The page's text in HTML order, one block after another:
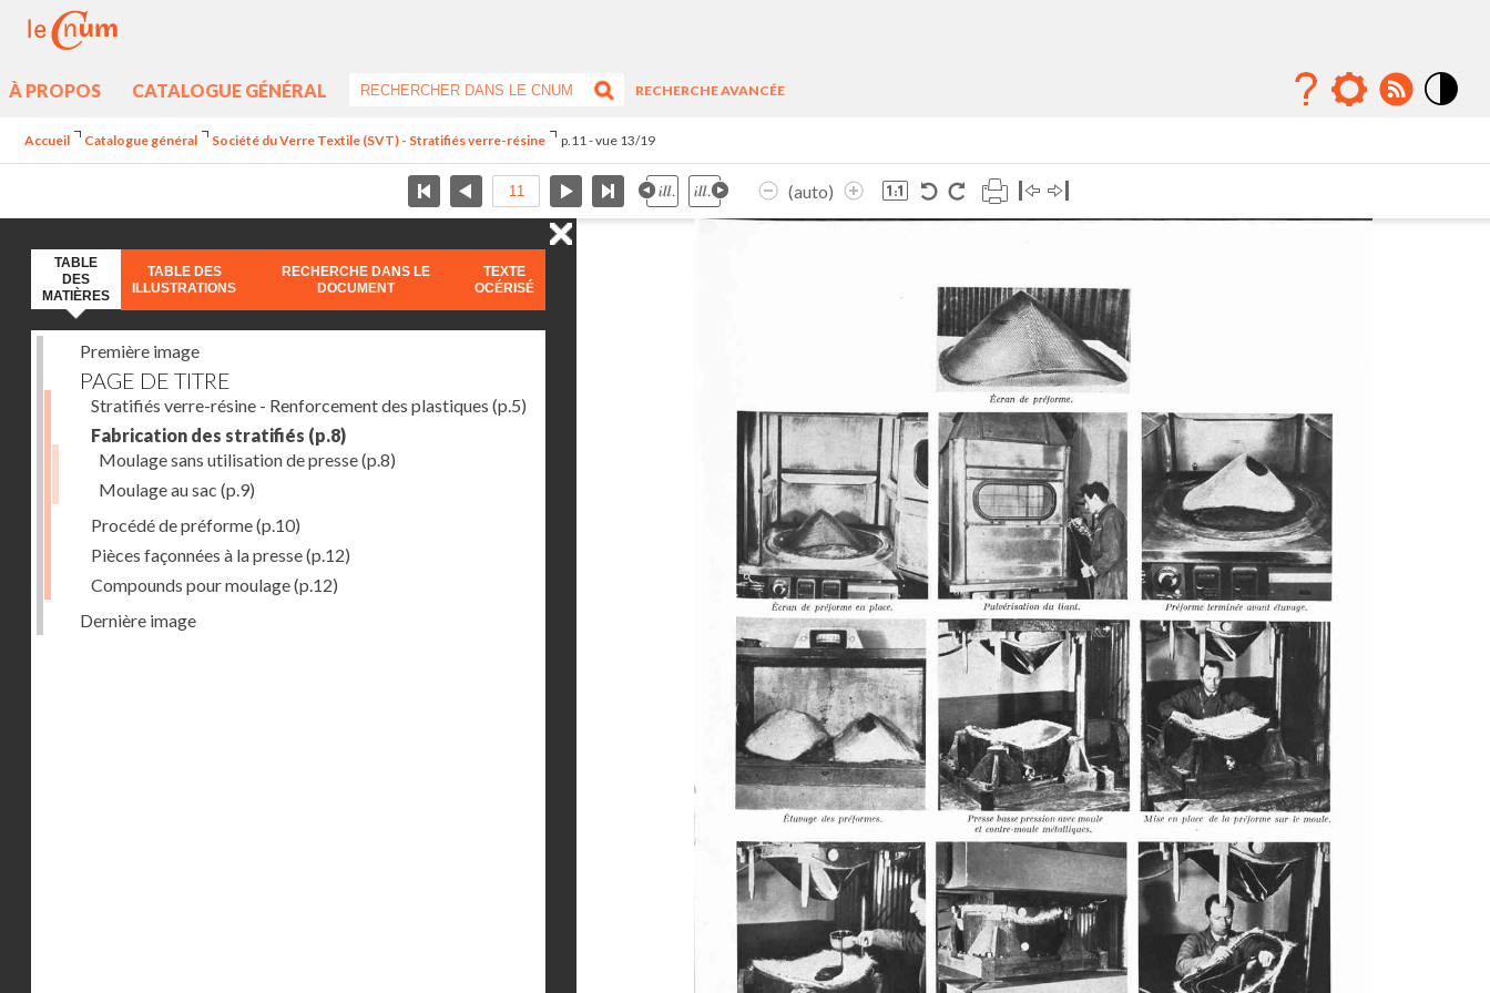
À PROPOS CATALOGUE GÉNÉRAL
RECHERCHE AVANCÉE
Accueil Catalogue général Société du Verre Textile (SVT) - Stratifiés verre-résine p.11 - vue 13/19
(auto)
TABLE
DES
MATIÈRES
TABLE DES
ILLUSTRATIONS
RECHERCHE DANS LE
DOCUMENT
TEXTE
OCÉRISÉ
Première image
PAGE DE TITRE
Stratifiés verre-résine - Renforcement des plastiques (p.5)
Fabrication des stratifiés (p.8)
Moulage sans utilisation de presse(p.8)
Moulage au sac (p.9)
Procédé de préforme(p.10)
Pièces façonnées à la presse(p.12)
Compounds pour moulage(p.12)
Dernière image